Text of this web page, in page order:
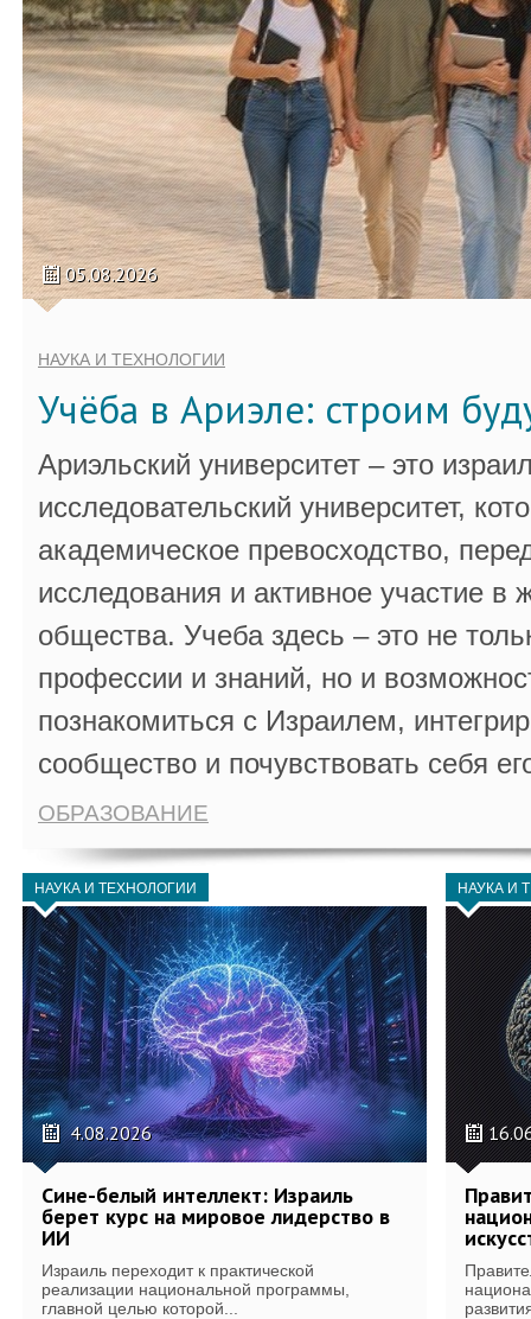
05.08.2026
НАУКА И ТЕХНОЛОГИИ
Учёба в Ариэле: строим
Ариэльский университет – это
исследовательский университет,
академическое превосходство,
исследования и активное участие в
общества. Учеба здесь – это не
профессии и знаний, но и
познакомиться с Израилем,
сообщество и почувствовать себя
ОБРАЗОВАНИЕ
НАУКА И ТЕХНОЛОГИИ
4.08.2026
Сине-белый интеллект: Израиль
берет курс на мировое лидерство в
ИИ
Израиль переходит к практической
реализации национальной программы,
главной целью которой...
НАУКА И